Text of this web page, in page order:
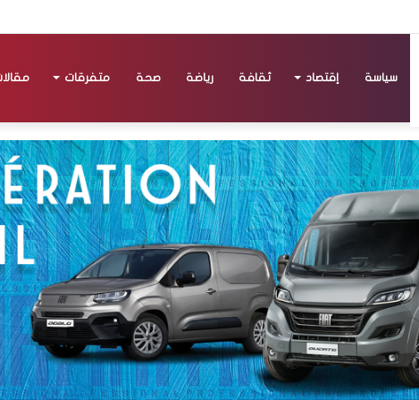
سياسة إقتصاد ثقافة رياضة صحة متفرقات